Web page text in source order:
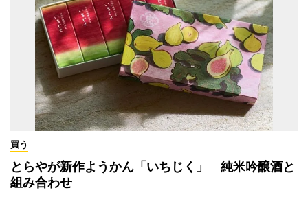
買う
とらやが新作ようかん「いちじく」 純米吟醸酒と
組み合わせ